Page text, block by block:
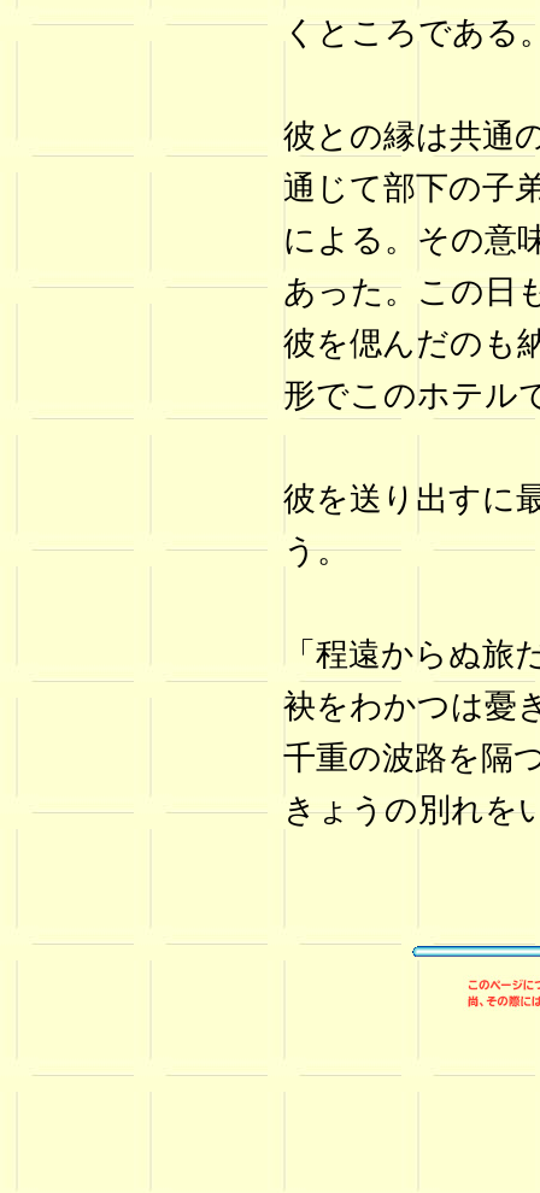
くところである
彼との縁は共通
通じて部下の子
による。その意
あった。この日
彼を偲んだのも
形でこのホテル
彼を送り出すに
う。
「程遠からぬ旅
袂をわかつは憂
千重の波路を隔
きょうの別れを